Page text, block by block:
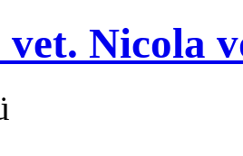
vet. Nicola